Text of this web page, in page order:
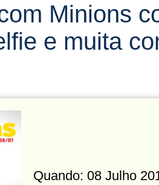
Minions
e muita
Quando: 08 Julho